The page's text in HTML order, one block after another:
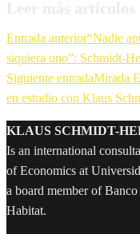
Entrada anterior“Nadie
siquiera uno”: Schmidt-
Siguiente entradaMirada
en estudio con Klaus
KLAUS SCHMIDT-
Is an international
of Economics at
a board member of
Habitat.